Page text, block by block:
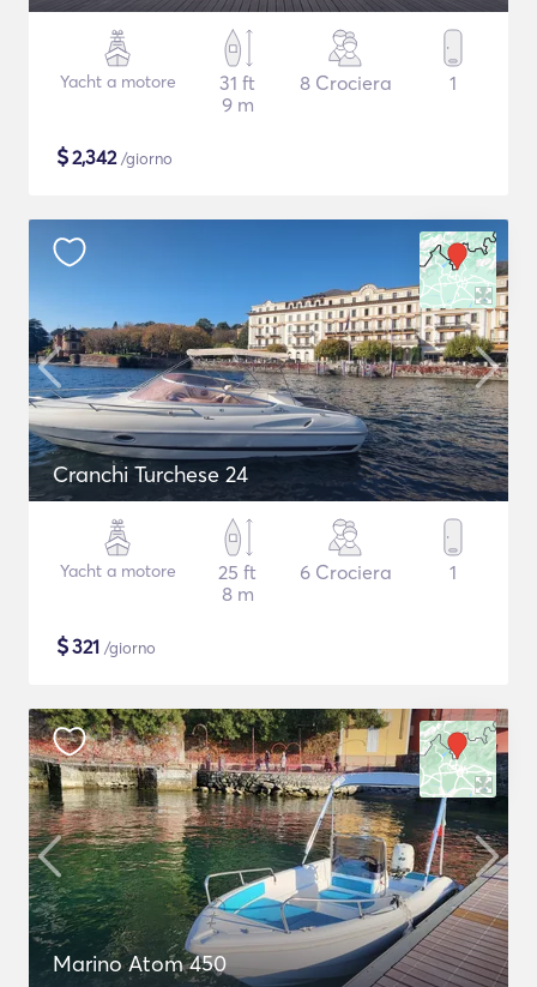
Yacht a motore
31 ft
9 m
8 Crociera 1
$2,342/giorno
Cranchi Turchese 24
Yacht a motore
25 ft
8 m
6 Crociera 1
$321 /giorno
Marino Atom 450